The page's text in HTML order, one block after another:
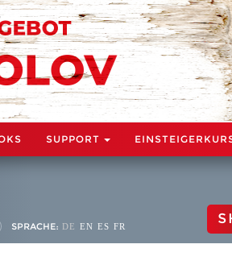
SUPPORT
SPRACHE: DE EN ES FR